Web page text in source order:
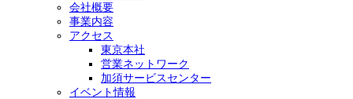
会社概要
事業内容
アクセス
東京本社
営業ネットワーク
加須サービスセンター
イベント情報